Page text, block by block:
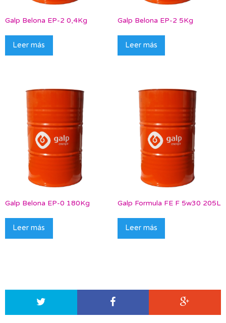
Galp Belona EP-2 0,4Kg
Leer más
Galp Belona EP-2 5Kg
Leer más
Galp Belona EP-0 180Kg
Leer más
Galp Formula FE F 5w30 205L
Leer más